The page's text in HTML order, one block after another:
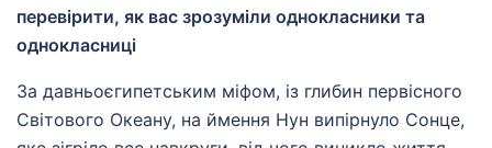
перевірити, як вас зрозуміли однокласники та
однокласниці
За давньоєгипетським міфом, із глибин первісного
Світового Океану, на ймення Нун випірнуло Сонце,